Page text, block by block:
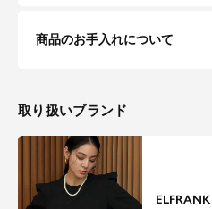
商品のお手入れについて
取り扱いブランド